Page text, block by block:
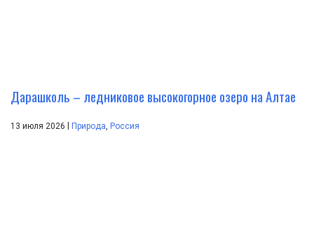
Дарашколь – ледниковое высокогорное озеро на Алтае
13 июля 2026 Природа, Россия